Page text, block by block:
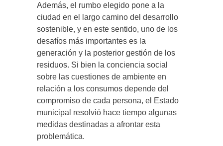
Además, el rumbo elegido pone a la
ciudad en el largo camino del desarrollo
sostenible, y en este sentido, uno de los
desafíos más importantes es la
generación y la posterior gestión de los
residuos. Si bien la conciencia social
sobre las cuestiones de ambiente en
relación a los consumos depende del
compromiso de cada persona, el Estado
municipal resolvió hace tiempo algunas
medidas destinadas a afrontar esta
problemática.